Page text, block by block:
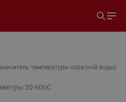
температуры обратной воды)
ры 20-60оС